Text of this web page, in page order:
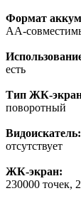
Формат
AA-
есть
Тип ЖК-
поворотный
Видоискатель:
отсутствует
ЖК-экран:
230000 точек,